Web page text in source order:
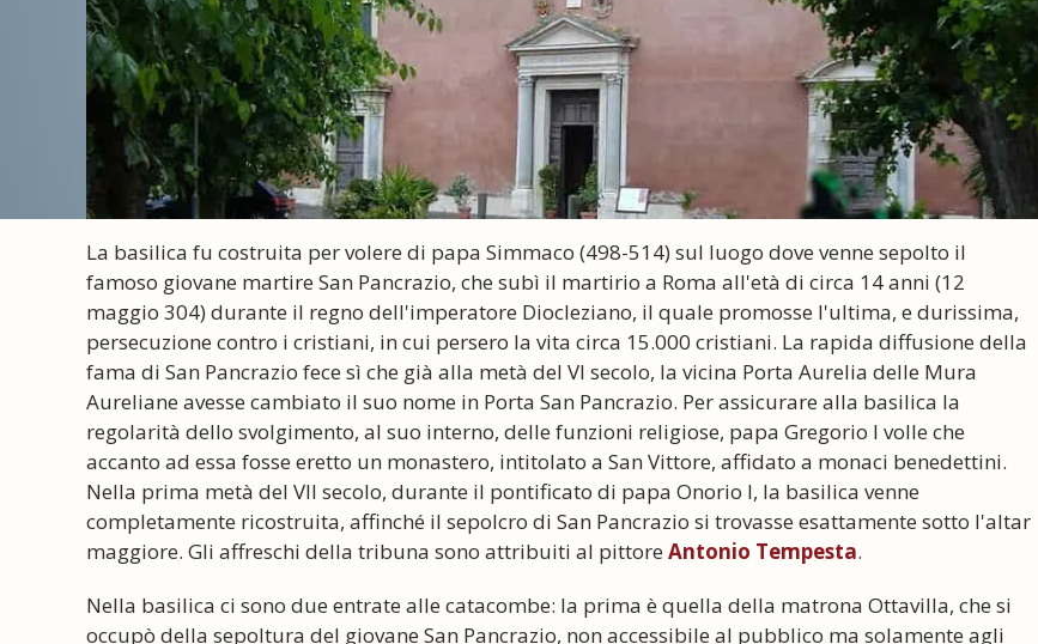
La basilica fu costruita per volere di papa Simmaco (498-514) sul luogo dove venne sepolto il
famoso giovane martire San Pancrazio, che subì il martirio a Roma all'età di circa 14 anni (12
maggio 304) durante il regno dell'imperatore Diocleziano, il quale promosse l'ultima, e durissima,
persecuzione contro i cristiani, in cui persero la vita circa 15.000 cristiani. La rapida diffusione della
fama di San Pancrazio fece sì che già alla metà del VI secolo, la vicina Porta Aurelia delle Mura
Aureliane avesse cambiato il suo nome in Porta San Pancrazio. Per assicurare alla basilica la
regolarità dello svolgimento, al suo interno, delle funzioni religiose, papa Gregorio I volle che
accanto ad essa fosse eretto un monastero, intitolato a San Vittore, affidato a monaci benedettini.
Nella prima metà del VII secolo, durante il pontificato di papa Onorio I, la basilica venne
completamente ricostruita, affinché il sepolcro di San Pancrazio si trovasse esattamente sotto l'altar
maggiore. Gli affreschi della tribuna sono attribuiti al pittore Antonio Tempesta.
Nella basilica ci sono due entrate alle catacombe: la prima è quella della matrona Ottavilla, che si
occupò della sepoltura del giovane San Pancrazio, non accessibile al pubblico ma solamente agli